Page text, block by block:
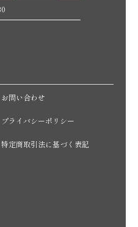
お問い合わせ
プライバシーポリシー
特定商取引法に基づく表記